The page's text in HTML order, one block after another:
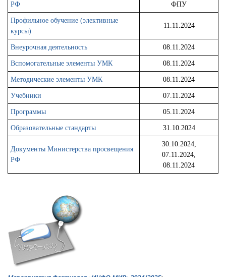
РФ
ФПУ
Профильное обучение (элективные
курсы)
11.11.2024
Внеурочная деятельность 08.11.2024
Вспомогательные элементы УМК 08.11.2024
Методические элементы УМК 08.11.2024
Учебники 07.11.2024
Программы 05.11.2024
Образовательные стандарты 31.10.2024
Документы Министерства просвещения
РФ
30.10.2024,
07.11.2024,
08.11.2024